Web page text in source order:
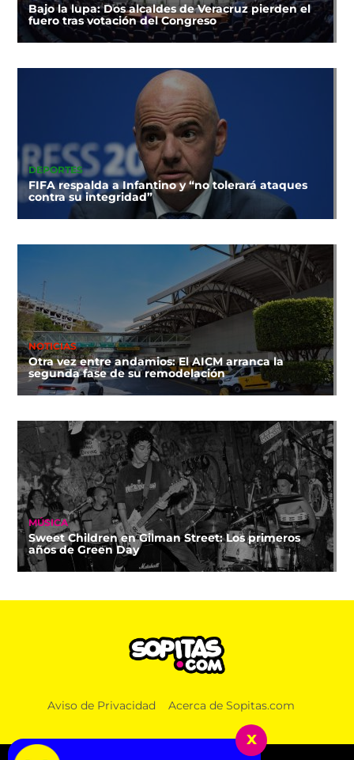
Bajo la lupa: Dos alcaldes de Veracruz pierden el
fuero tras votación del Congreso
DEPORTES
FIFA respalda a Infantino y “no tolerará ataques
contra su integridad”
NOTICIAS
Otra vez entre andamios: El AICM arranca la
segunda fase de su remodelación
MÚSICA
Sweet Children en Gilman Street: Los primeros
años de Green Day
Aviso de Privacidad Acerca de Sopitas.com
x